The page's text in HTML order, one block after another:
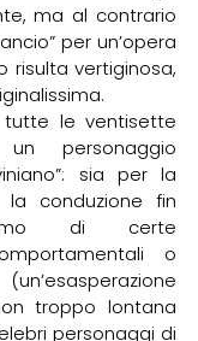
ma al contrario
per un’opera
risulta vertiginosa,
le ventisette
personaggio
sia per la
la conduzione fin
di certe
o
troppo lontana
personaggi di